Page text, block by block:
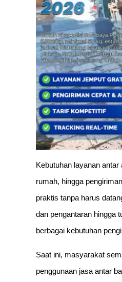
Kebutuhan layanan
rumah, hingga
praktis tanpa harus
dan pengantaran hingga
berbagai kebutuhan
Saat ini, masyarakat
penggunaan jasa antar